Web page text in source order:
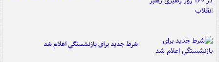
شرط جدید برای بازنشستگی اعلام شد